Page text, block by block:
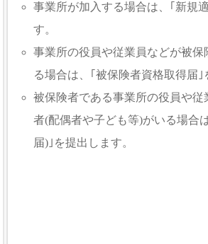
事業所が加入する場合は、｢新規
す。
事業所の役員や従業員などが被保
る場合は、｢被保険者資格取得届｣
被保険者である事業所の役員や従
者(配偶者や子ども等)がいる場合
届)｣を提出します。